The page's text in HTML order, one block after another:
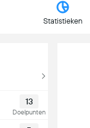
Statistieken
13
Doelpunten